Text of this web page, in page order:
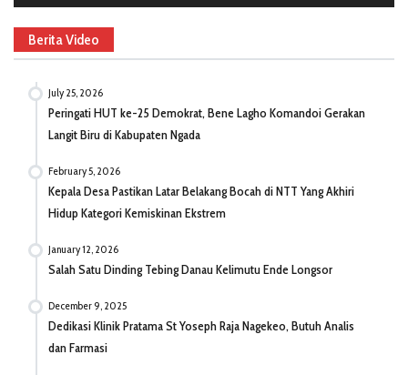
Berita Video
July 25, 2026
Peringati HUT ke-25 Demokrat, Bene Lagho Komandoi Gerakan
Langit Biru di Kabupaten Ngada
February 5, 2026
Kepala Desa Pastikan Latar Belakang Bocah di NTT Yang Akhiri
Hidup Kategori Kemiskinan Ekstrem
January 12, 2026
Salah Satu Dinding Tebing Danau Kelimutu Ende Longsor
December 9, 2025
Dedikasi Klinik Pratama St Yoseph Raja Nagekeo, Butuh Analis
dan Farmasi